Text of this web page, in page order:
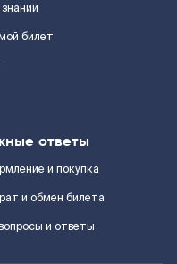
знаний
билет
ответы
и покупка
и обмен билета
и ответы